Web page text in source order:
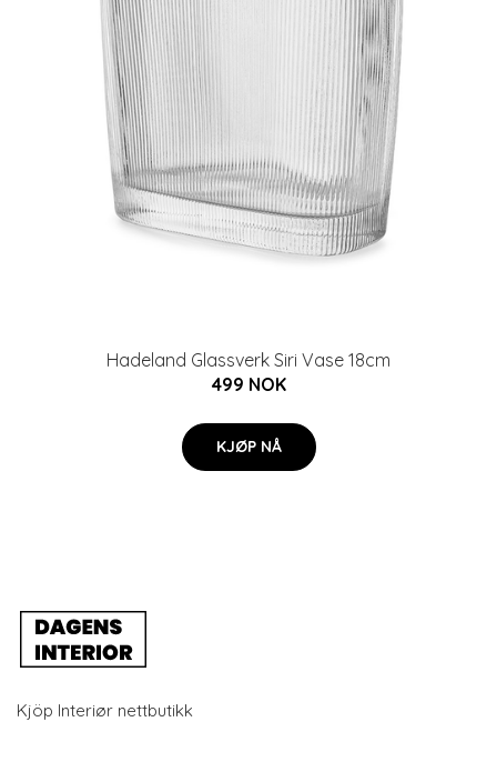
Hadeland Glassverk Siri Vase 18cm
499 NOK
KJØP NÅ
Kjöp Interiør nettbutikk